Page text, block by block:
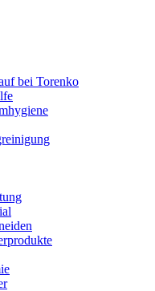
bei Torenko